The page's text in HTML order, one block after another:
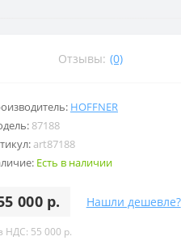
Отзывы: (0)
HOFFNER
87188
art87188
Есть в наличии
000 р. Нашли дешевле?
НДС: 55 000 р.